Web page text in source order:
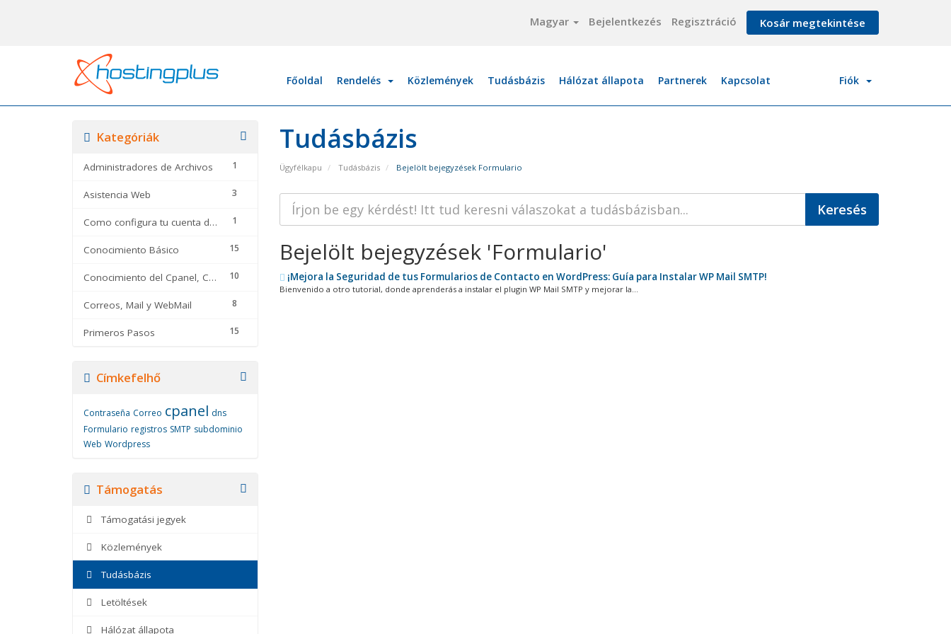
Magyar Bejelentkezés Regisztráció Kosár megtekintése
Főoldal Rendelés Közlemények Tudásbázis Hálózat állapota Partnerek Kapcsolat Fiók
Tudásbázis
Ügyfélkapu Tudásbázis Bejelölt bejegyzések Formulario
Kategóriák
1
Administradores de Archivos
3
Asistencia Web
1
Como configura tu cuenta de correo en
15
Conocimiento Básico
10
Conocimiento del Cpanel, CMS y optimizadores
8
Correos, Mail y WebMail
15
Primeros Pasos
Bejelölt bejegyzések 'Formulario'
¡Mejora la Seguridad de tus Formularios de Contacto en WordPress: Guía para Instalar WP Mail SMTP!
Bienvenido a otro tutorial, donde aprenderás a instalar el plugin WP Mail SMTP y mejorar la...
Címkefelhő
Contraseña Correo cpanel dns
Formulario registros SMTP subdominio
Web Wordpress
Támogatás
Támogatási jegyek
Közlemények
Tudásbázis
Letöltések
Hálózat állapota